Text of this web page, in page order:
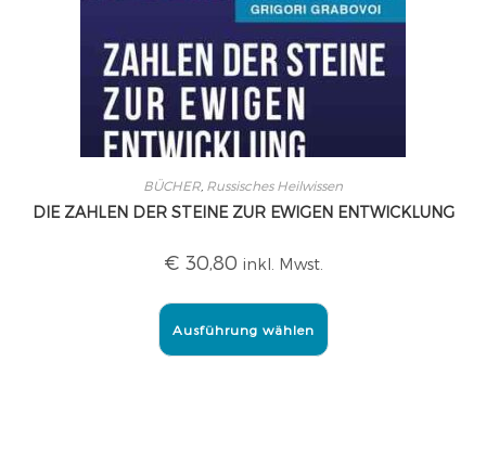
BÜCHER, Russisches Heilwissen
DIE ZAHLEN DER STEINE ZUR EWIGEN ENTWICKLUNG
€ 30,80 inkl. Mwst.
Ausführung wählen